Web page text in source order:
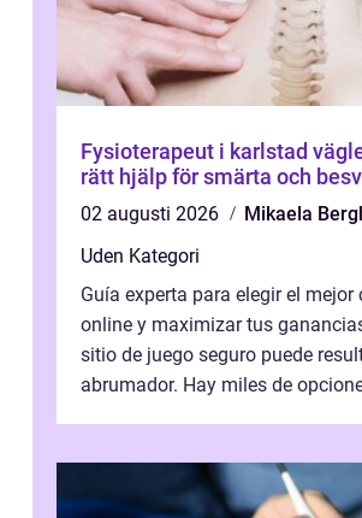
Fysioterapeut i karlstad vägledning till
rätt hjälp för smärta och
02 augusti 2026
Mikaela
Uden Kategori
Guía experta para elegir el mejor
online y maximizar tus
sitio de juego seguro puede
abrumador. Hay miles de